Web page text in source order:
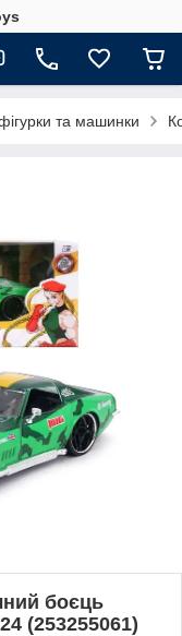
та машинки
боєць
(253255061)